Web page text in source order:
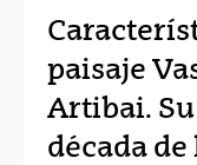
paisaje
Artibai.
década de